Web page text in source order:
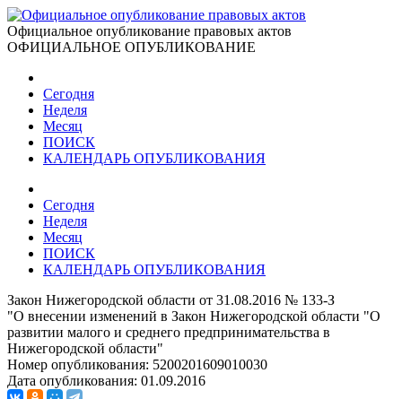
Официальное опубликование правовых актов
ОФИЦИАЛЬНОЕ ОПУБЛИКОВАНИЕ
Сегодня
Неделя
Месяц
ПОИСК
КАЛЕНДАРЬ ОПУБЛИКОВАНИЯ
Сегодня
Неделя
Месяц
ПОИСК
КАЛЕНДАРЬ ОПУБЛИКОВАНИЯ
Закон Нижегородской области от 31.08.2016 № 133-З
"О внесении изменений в Закон Нижегородской области "О
развитии малого и среднего предпринимательства в
Нижегородской области"
Номер опубликования: 5200201609010030
Дата опубликования: 01.09.2016